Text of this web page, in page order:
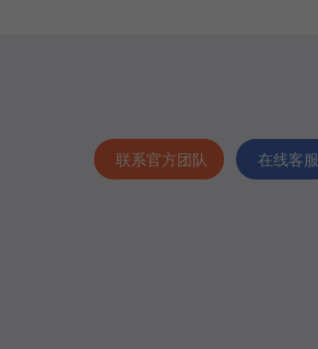
联系官方团队 在线客服